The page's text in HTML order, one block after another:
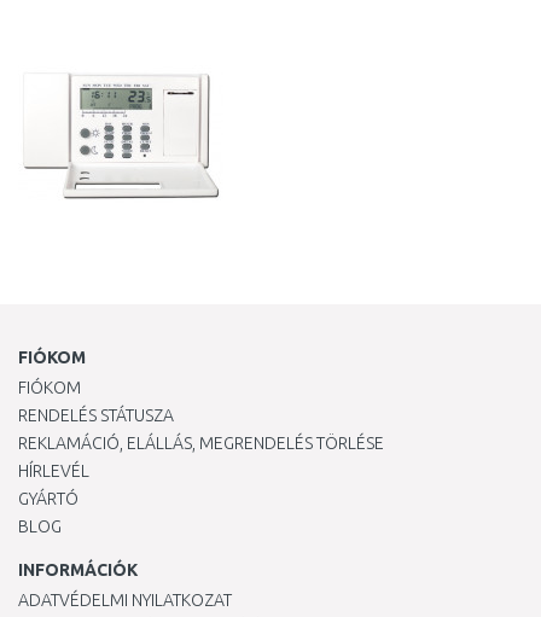
FIÓKOM
FIÓKOM
RENDELÉS STÁTUSZA
REKLAMÁCIÓ, ELÁLLÁS, MEGRENDELÉS TÖRLÉSE
HÍRLEVÉL
GYÁRTÓ
BLOG
INFORMÁCIÓK
ADATVÉDELMI NYILATKOZAT